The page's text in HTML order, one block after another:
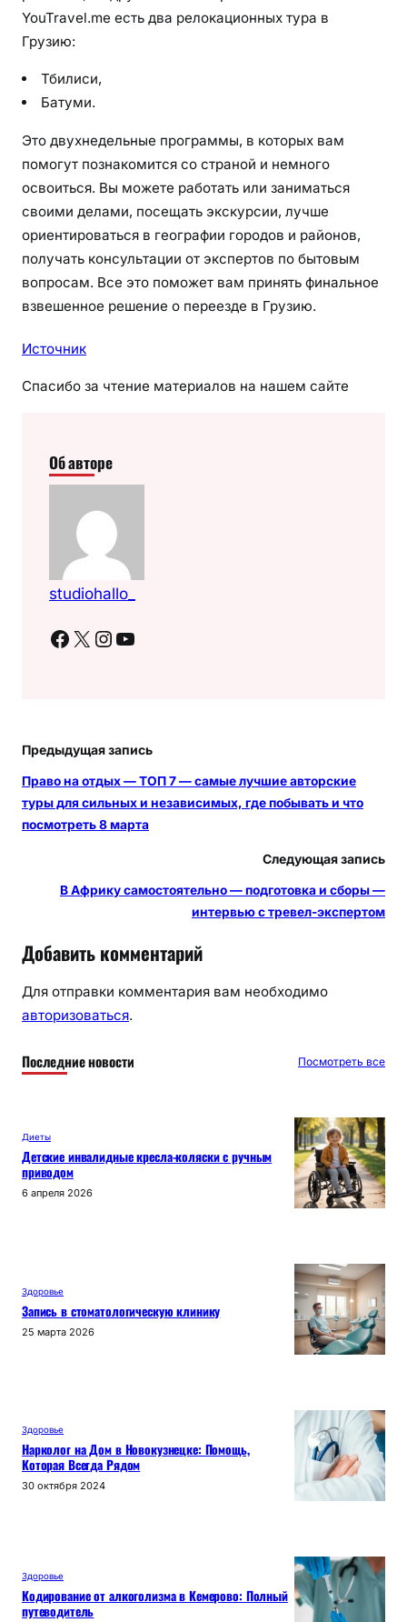
YouTravel.me есть два релокационных тура в
Грузию:
Тбилиси,
Батуми.
Это двухнедельные программы, в которых вам
помогут познакомится со страной и немного
освоиться. Вы можете работать или заниматься
своими делами, посещать экскурсии, лучше
ориентироваться в географии городов и районов,
получать консультации от экспертов по бытовым
вопросам. Все это поможет вам принять финальное
взвешенное решение о переезде в Грузию.
Источник
Спасибо за чтение материалов на нашем сайте
Об авторе
studiohallo_
Facebook X Instagram YouTube
Предыдущая запись
Право на отдых — ТОП 7 — самые лучшие авторские
туры для сильных и независимых, где побывать и что
посмотреть 8 марта
Следующая запись
В Африку самостоятельно — подготовка и сборы —
интервью с тревел-экспертом
Добавить комментарий
Для отправки комментария вам необходимо
авторизоваться.
Последние новости Посмотреть все
Диеты
Детские инвалидные кресла-коляски с ручным
приводом
6 апреля 2026
Здоровье
Запись в стоматологическую клинику
25 марта 2026
Здоровье
Нарколог на Дом в Новокузнецке: Помощь,
Которая Всегда Рядом
30 октября 2024
Здоровье
Кодирование от алкоголизма в Кемерово: Полный
путеводитель